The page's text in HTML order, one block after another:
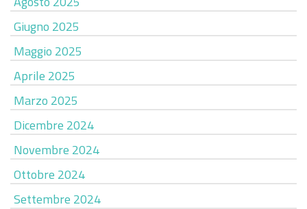
Giugno 2025
Maggio 2025
Aprile 2025
Marzo 2025
Dicembre 2024
Novembre 2024
Ottobre 2024
Settembre 2024